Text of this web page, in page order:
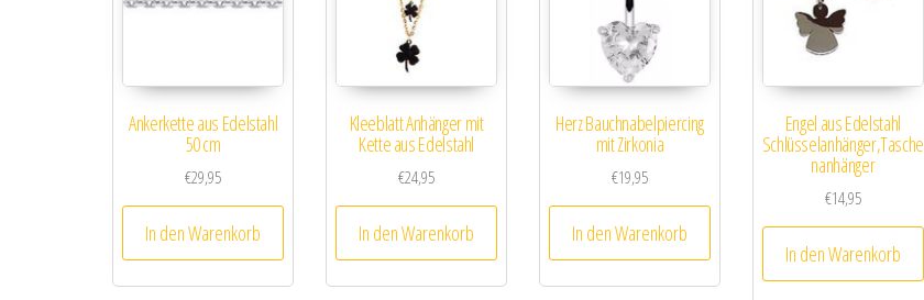
Ankerkette aus Edelstahl
50 cm
€29,95
In den Warenkorb
Kleeblatt Anhänger mit
Kette aus Edelstahl
€24,95
In den Warenkorb
Herz Bauchnabelpiercing
mit Zirkonia
€19,95
In den Warenkorb
Engel aus Edelstahl
Schlüsselanhänger,Tasche
nanhänger
€14,95
In den Warenkorb